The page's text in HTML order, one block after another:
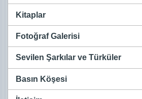
Kitaplar
Fotoğraf Galerisi
Sevilen Şarkılar ve Türküler
Basın Köşesi